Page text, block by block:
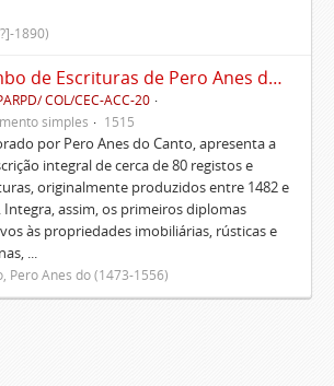
1890)
Tombo de Escrituras de Pero Anes do Canto
COL/CEC-ACC-20
simples
1515
por Pero Anes do Canto, apresenta a
integral de cerca de 80 registos e
originalmente produzidos entre 1482 e
Integra, assim, os primeiros diplomas
às propriedades imobiliárias, rústicas e
...
Pero Anes do (1473-1556)